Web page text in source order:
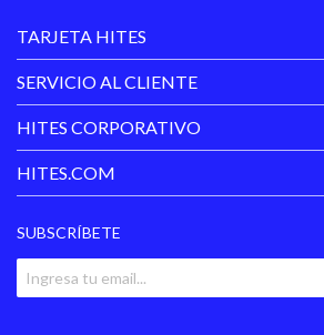
Garantía
Proveedor
Género Literario Novela_juvenil
TARJETA HITES
SERVICIO AL CLIENTE
HITES CORPORATIVO
HITES.COM
SUBSCRÍBETE